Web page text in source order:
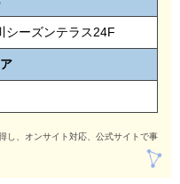
シーズンテラス24F
、オンサイト対応、公式サイトで事例